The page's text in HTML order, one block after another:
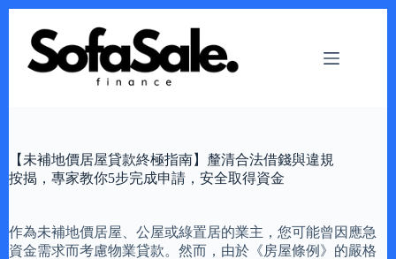
content
【未補地價居屋貸款終極指南】釐清合法借錢與違規
按揭，專家教你5步完成申請，安全取得資金
作為未補地價居屋、公屋或綠置居的業主，您可能曾因應急
資金需求而考慮物業貸款。然而，由於《房屋條例》的嚴格